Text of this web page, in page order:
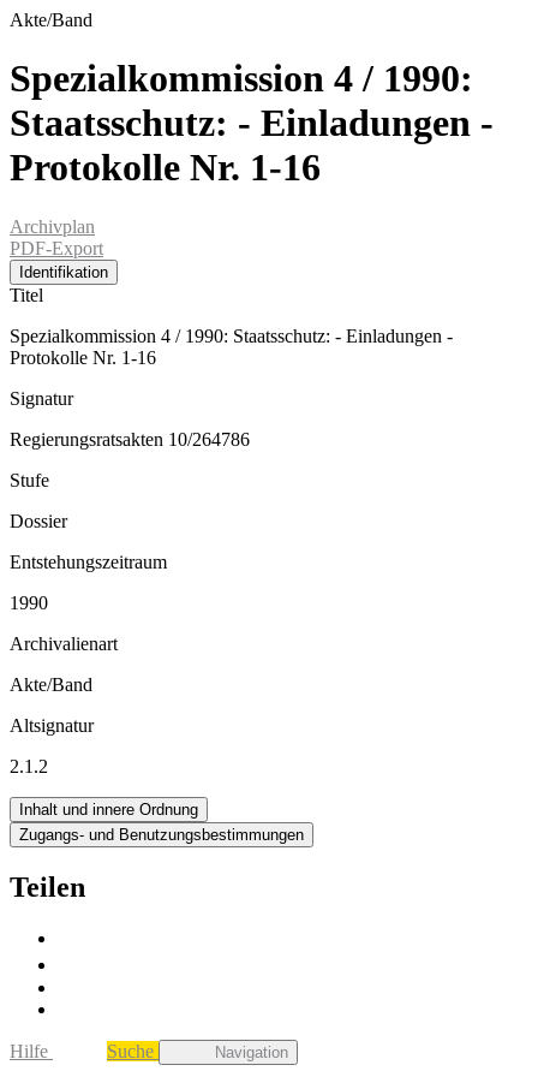
Akte/Band
Spezialkommission 4 / 1990:
Staatsschutz: - Einladungen -
Protokolle Nr. 1-16
Archivplan
PDF-Export
Identifikation
Titel
Spezialkommission 4 / 1990: Staatsschutz: - Einladungen -
Protokolle Nr. 1-16
Signatur
Regierungsratsakten 10/264786
Stufe
Dossier
Entstehungszeitraum
1990
Archivalienart
Akte/Band
Altsignatur
2.1.2
Inhalt und innere Ordnung
Zugangs- und Benutzungsbestimmungen
Teilen
Hilfe Suche Navigation